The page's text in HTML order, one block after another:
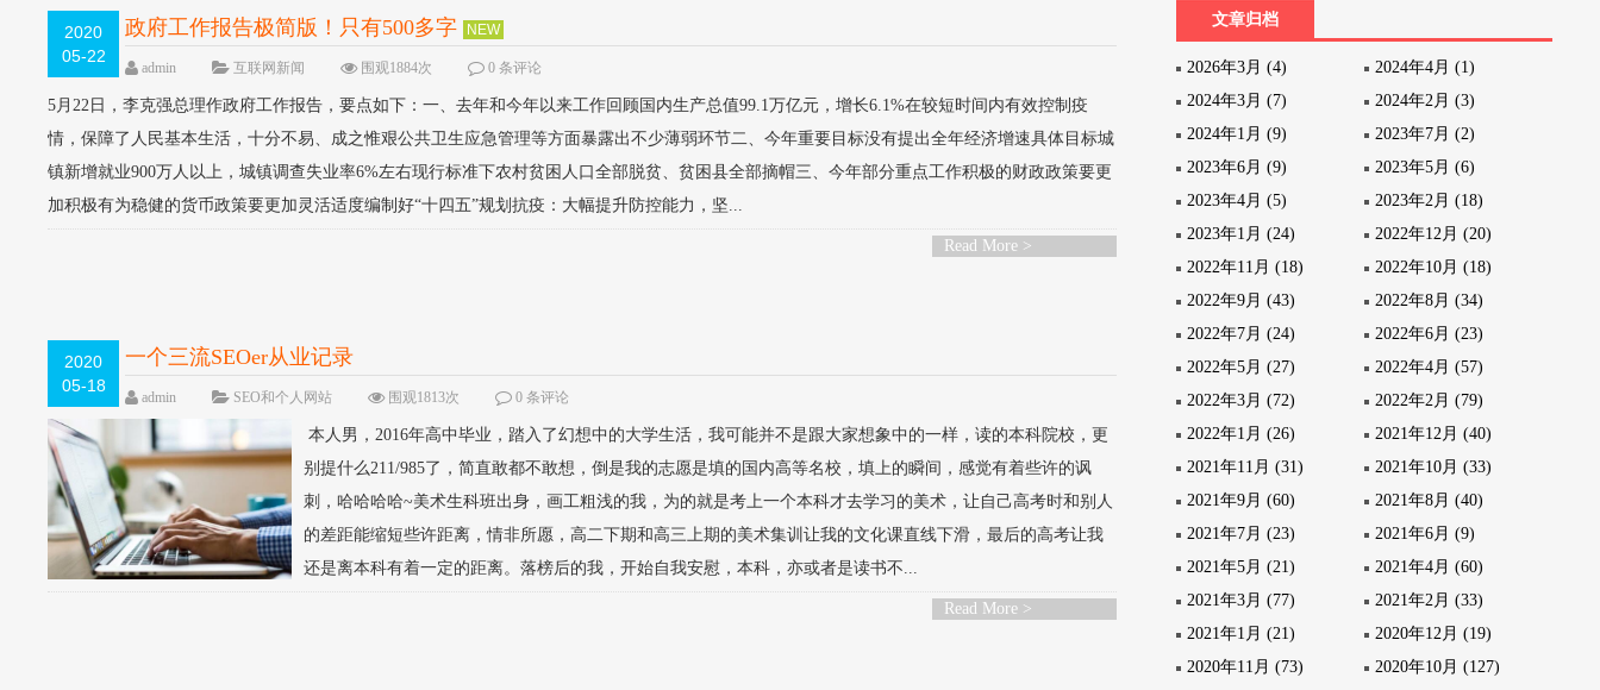
2020
05-22
政府工作报告极简版！只有500多字 NEW
admin 互联网新闻 围观1884次 0 条评论
5月22日，李克强总理作政府工作报告，要点如下：一、去年和今年以来工作回顾国内生产总值99.1万亿元，增长6.1%在较短时间内有效控制疫
情，保障了人民基本生活，十分不易、成之惟艰公共卫生应急管理等方面暴露出不少薄弱环节二、今年重要目标没有提出全年经济增速具体目标城
镇新增就业900万人以上，城镇调查失业率6%左右现行标准下农村贫困人口全部脱贫、贫困县全部摘帽三、今年部分重点工作积极的财政政策要更
加积极有为稳健的货币政策要更加灵活适度编制好“十四五”规划抗疫：大幅提升防控能力，坚...
Read More >
2020
05-18
一个三流SEOer从业记录
admin SEO和个人网站 围观1813次 0 条评论
本人男，2016年高中毕业，踏入了幻想中的大学生活，我可能并不是跟大家想象中的一样，读的本科院校，更
别提什么211/985了，简直敢都不敢想，倒是我的志愿是填的国内高等名校，填上的瞬间，感觉有着些许的讽
刺，哈哈哈哈~美术生科班出身，画工粗浅的我，为的就是考上一个本科才去学习的美术，让自己高考时和别人
的差距能缩短些许距离，情非所愿，高二下期和高三上期的美术集训让我的文化课直线下滑，最后的高考让我
还是离本科有着一定的距离。落榜后的我，开始自我安慰，本科，亦或者是读书不...
Read More >
文章归档
2026年3月 (4)
2024年4月 (1)
2024年3月 (7)
2024年2月 (3)
2024年1月 (9)
2023年7月 (2)
2023年6月 (9)
2023年5月 (6)
2023年4月 (5)
2023年2月 (18)
2023年1月 (24)
2022年12月 (20)
2022年11月 (18)
2022年10月 (18)
2022年9月 (43)
2022年8月 (34)
2022年7月 (24)
2022年6月 (23)
2022年5月 (27)
2022年4月 (57)
2022年3月 (72)
2022年2月 (79)
2022年1月 (26)
2021年12月 (40)
2021年11月 (31)
2021年10月 (33)
2021年9月 (60)
2021年8月 (40)
2021年7月 (23)
2021年6月 (9)
2021年5月 (21)
2021年4月 (60)
2021年3月 (77)
2021年2月 (33)
2021年1月 (21)
2020年12月 (19)
2020年11月 (73)
2020年10月 (127)